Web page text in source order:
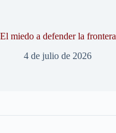
El miedo a defender la frontera
4 de julio de 2026